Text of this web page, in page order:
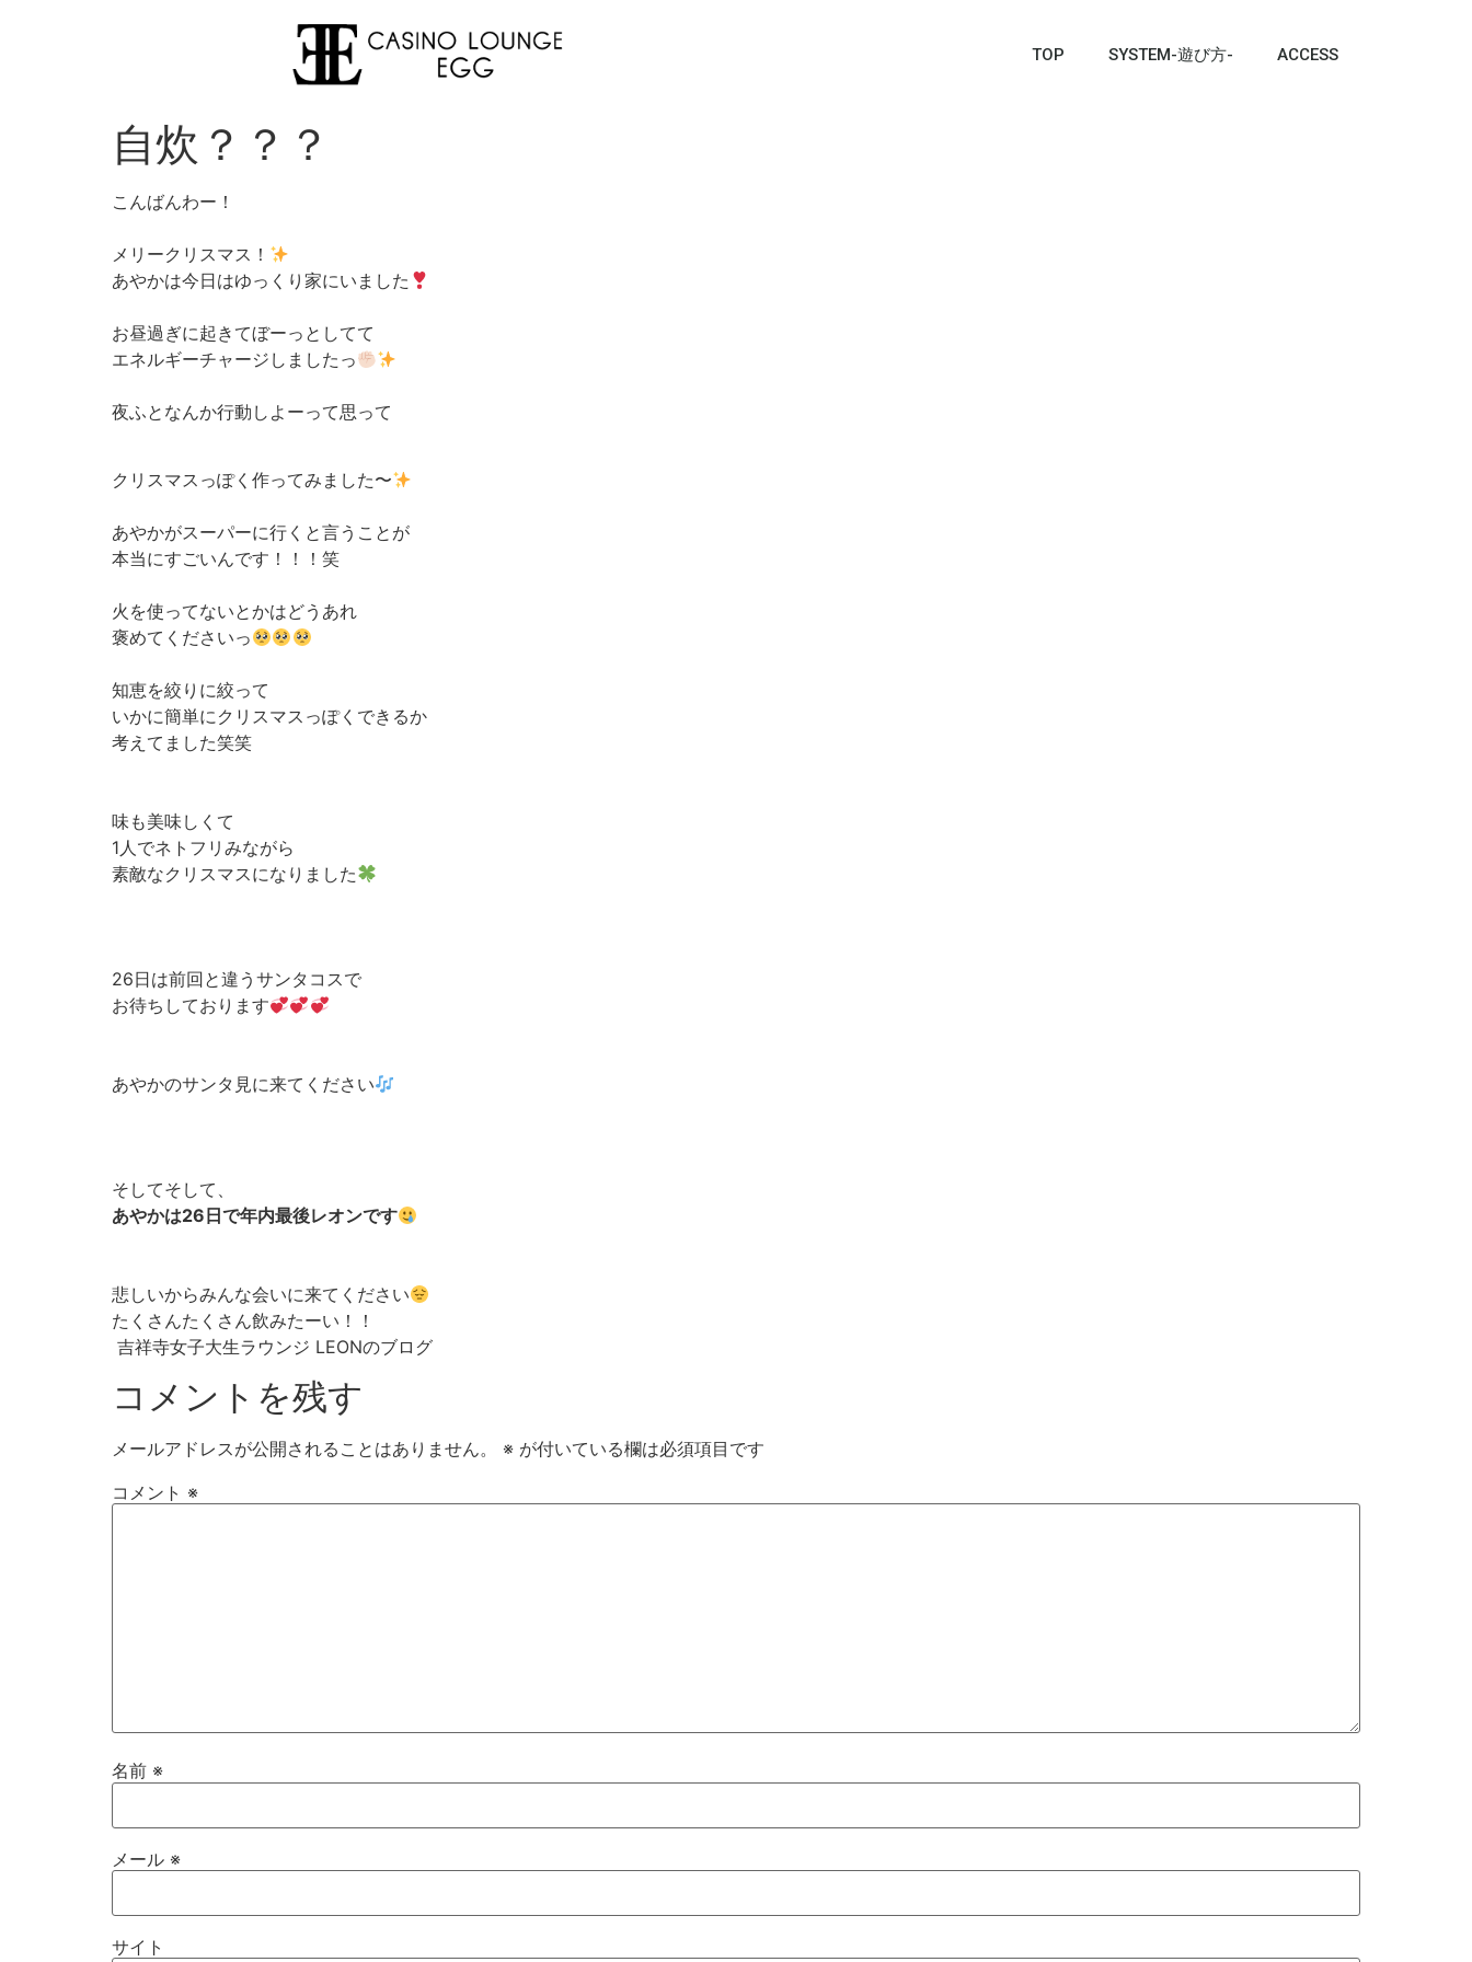
TOP SYSTEM-遊び方- ACCESS
自炊？？？
こんばんわー！
メリークリスマス！
あやかは今日はゆっくり家にいました
お昼過ぎに起きてぼーっとしてて
エネルギーチャージしましたっ
夜ふとなんか行動しよーって思って
クリスマスっぽく作ってみました〜
あやかがスーパーに行くと言うことが
本当にすごいんです！！！笑
火を使ってないとかはどうあれ
褒めてくださいっ
知恵を絞りに絞って
いかに簡単にクリスマスっぽくできるか
考えてました笑笑
味も美味しくて
1人でネトフリみながら
素敵なクリスマスになりました
26日は前回と違うサンタコスで
お待ちしております
あやかのサンタ見に来てください
そしてそして、
あやかは26日で年内最後レオンです
悲しいからみんな会いに来てください
たくさんたくさん飲みたーい！！
吉祥寺女子大生ラウンジ LEONのブログ
コメントを残す
メールアドレスが公開されることはありません。 ※ が付いている欄は必須項目です
コメント ※
名前 ※
メール ※
サイト